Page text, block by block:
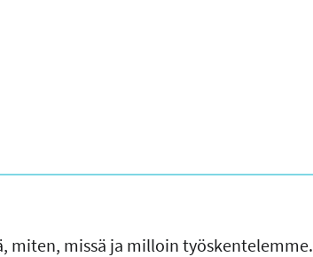
miten, missä ja milloin työskentelemme.